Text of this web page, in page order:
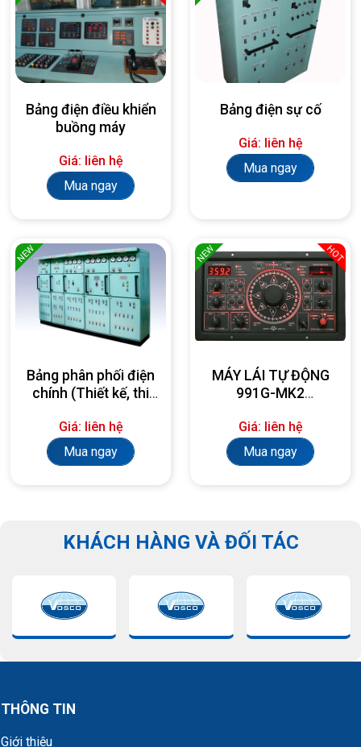
Bảng điện điều khiển
buồng máy
Giá: liên hệ
Mua ngay
Bảng điện sự cố
Giá: liên hệ
Mua ngay
NEW
Bảng phân phối điện
chính (Thiết kế, thi
yêu cầu)
Giá: liên hệ
Mua ngay
NEW HOT
MÁY LÁI TỰ ĐỘNG
991G-MK2
Giá: liên hệ
Mua ngay
KHÁCH HÀNG VÀ ĐỐI TÁC
THÔNG TIN
Giới thiệu